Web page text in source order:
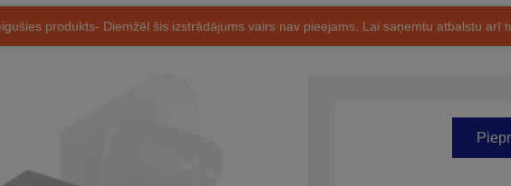
produkts- Diemžēl šis izstrādājums vairs nav pieejams. Lai saņemtu atbalstu arī